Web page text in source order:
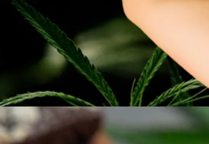
หมายแต่ก็ไม่ได้เสรีขนาดนั้น เมื่อวิลสัน แอนดรูว์ ฮาวเวิร์ด ชายชาว
กัญชาสายพันธุ์ของตนเอง เพื่อช่วยบรรเทาความเจ็บปวดเรื้อรัง สำนัก
ถึงแม้อาการบาดเจ็บของเขาจะไม่ถูกเปิดเผยระหว่างการพิจารณาคดี
วเวิร์ดพัฒนาสายพันธุ์ของต้นกัญชา ได้อย่างไร เพราะเขาเชื่อว่ายา
วบคุมการปรุงเมนูกัญชาเพื่อจำหน่าย ชี้ 1-2 ใบก็พอ